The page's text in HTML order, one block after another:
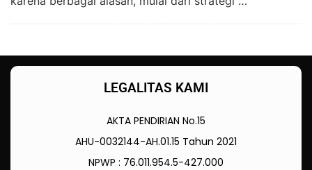
LEGALITAS KAMI
AKTA PENDIRIAN No.15
AHU-0032144-AH.01.15 Tahun 2021
NPWP : 76.011.954.5-427.000